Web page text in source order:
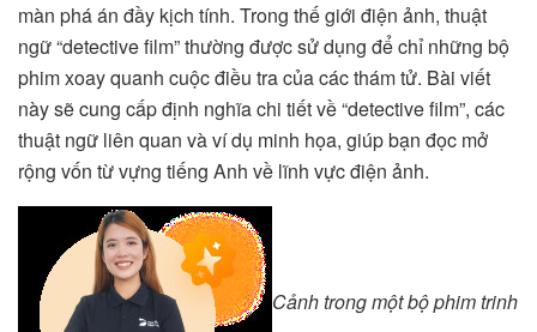
màn phá án đầy kịch tính. Trong thế giới điện ảnh, thuật
ngữ “detective film” thường được sử dụng để chỉ những bộ
phim xoay quanh cuộc điều tra của các thám tử. Bài viết
này sẽ cung cấp định nghĩa chi tiết về “detective film”, các
thuật ngữ liên quan và ví dụ minh họa, giúp bạn đọc mở
rộng vốn từ vựng tiếng Anh về lĩnh vực điện ảnh.
Cảnh trong một bộ phim trinh